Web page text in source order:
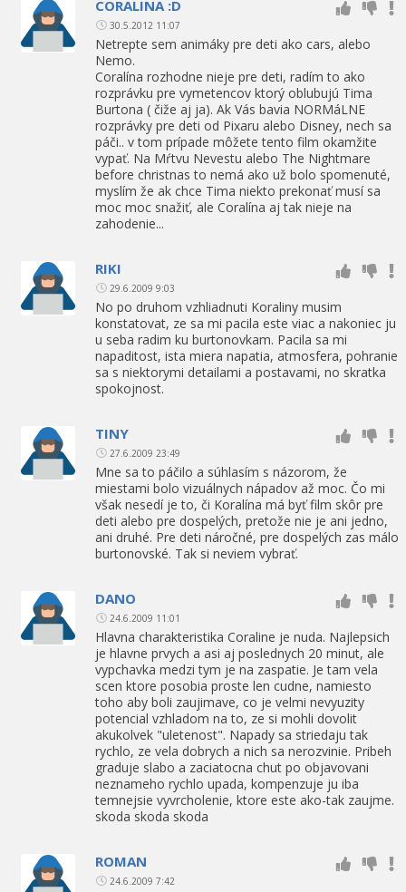
CORALINA :D
30.5.2012 11:07
Netrepte sem animáky pre deti ako cars, alebo
Nemo.
Coralína rozhodne nieje pre deti, radím to ako
rozprávku pre vymetencov ktorý oblubujú Tima
Burtona ( čiže aj ja). Ak Vás bavia NORMáLNE
rozprávky pre deti od Pixaru alebo Disney, nech sa
páči.. v tom prípade môžete tento film okamžite
vypať. Na Mŕtvu Nevestu alebo The Nightmare
before christnas to nemá ako už bolo spomenuté,
myslím že ak chce Tima niekto prekonať musí sa
moc moc snažiť, ale Coralína aj tak nieje na
zahodenie...
RIKI
29.6.2009 9:03
No po druhom vzhliadnuti Koraliny musim
konstatovat, ze sa mi pacila este viac a nakoniec ju
u seba radim ku burtonovkam. Pacila sa mi
napaditost, ista miera napatia, atmosfera, pohranie
sa s niektorymi detailami a postavami, no skratka
spokojnost.
TINY
27.6.2009 23:49
Mne sa to páčilo a súhlasím s názorom, že
miestami bolo vizuálnych nápadov až moc. Čo mi
však nesedí je to, či Koralína má byť film skôr pre
deti alebo pre dospelých, pretože nie je ani jedno,
ani druhé. Pre deti náročné, pre dospelých zas málo
burtonovské. Tak si neviem vybrať.
DANO
24.6.2009 11:01
Hlavna charakteristika Coraline je nuda. Najlepsich
je hlavne prvych a asi aj poslednych 20 minut, ale
vypchavka medzi tym je na zaspatie. Je tam vela
scen ktore posobia proste len cudne, namiesto
toho aby boli zaujimave, co je velmi nevyuzity
potencial vzhladom na to, ze si mohli dovolit
akukolvek "uletenost". Napady sa striedaju tak
rychlo, ze vela dobrych a nich sa nerozvinie. Pribeh
graduje slabo a zaciatocna chut po objavovani
neznameho rychlo upada, kompenzuje ju iba
temnejsie vyvrcholenie, ktore este ako-tak zaujme.
skoda skoda skoda
ROMAN
24.6.2009 7:42